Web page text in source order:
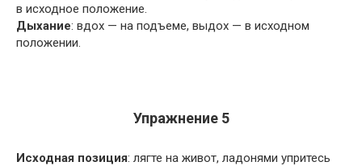
в исходное положение.
Дыхание: вдох — на подъеме, выдох — в исходном
положении.
Упражнение 5
Исходная позиция: лягте на живот, ладонями упритесь